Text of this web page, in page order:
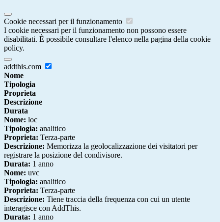
Cookie necessari per il funzionamento
I cookie necessari per il funzionamento non possono essere
disabilitati. È possibile consultare l'elenco nella pagina della cookie
policy.
addthis.com
Nome
Tipologia
Proprieta
Descrizione
Durata
Nome: loc
Tipologia: analitico
Proprieta: Terza-parte
Descrizione: Memorizza la geolocalizzazione dei visitatori per
registrare la posizione del condivisore.
Durata: 1 anno
Nome: uvc
Tipologia: analitico
Proprieta: Terza-parte
Descrizione: Tiene traccia della frequenza con cui un utente
interagisce con AddThis.
Durata: 1 anno